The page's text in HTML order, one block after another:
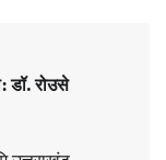
डॉ. रोउसे